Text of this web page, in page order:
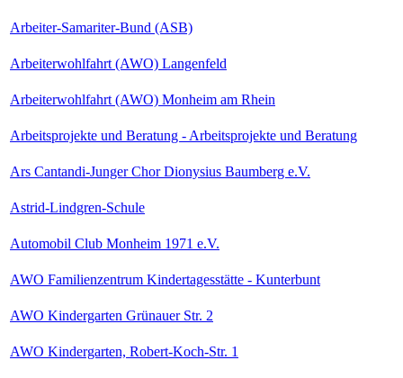
Arbeiter-Samariter-Bund (ASB)
Arbeiterwohlfahrt (AWO) Langenfeld
Arbeiterwohlfahrt (AWO) Monheim am Rhein
Arbeitsprojekte und Beratung - Arbeitsprojekte und Beratung
Ars Cantandi-Junger Chor Dionysius Baumberg e.V.
Astrid-Lindgren-Schule
Automobil Club Monheim 1971 e.V.
AWO Familienzentrum Kindertagesstätte - Kunterbunt
AWO Kindergarten Grünauer Str. 2
AWO Kindergarten, Robert-Koch-Str. 1